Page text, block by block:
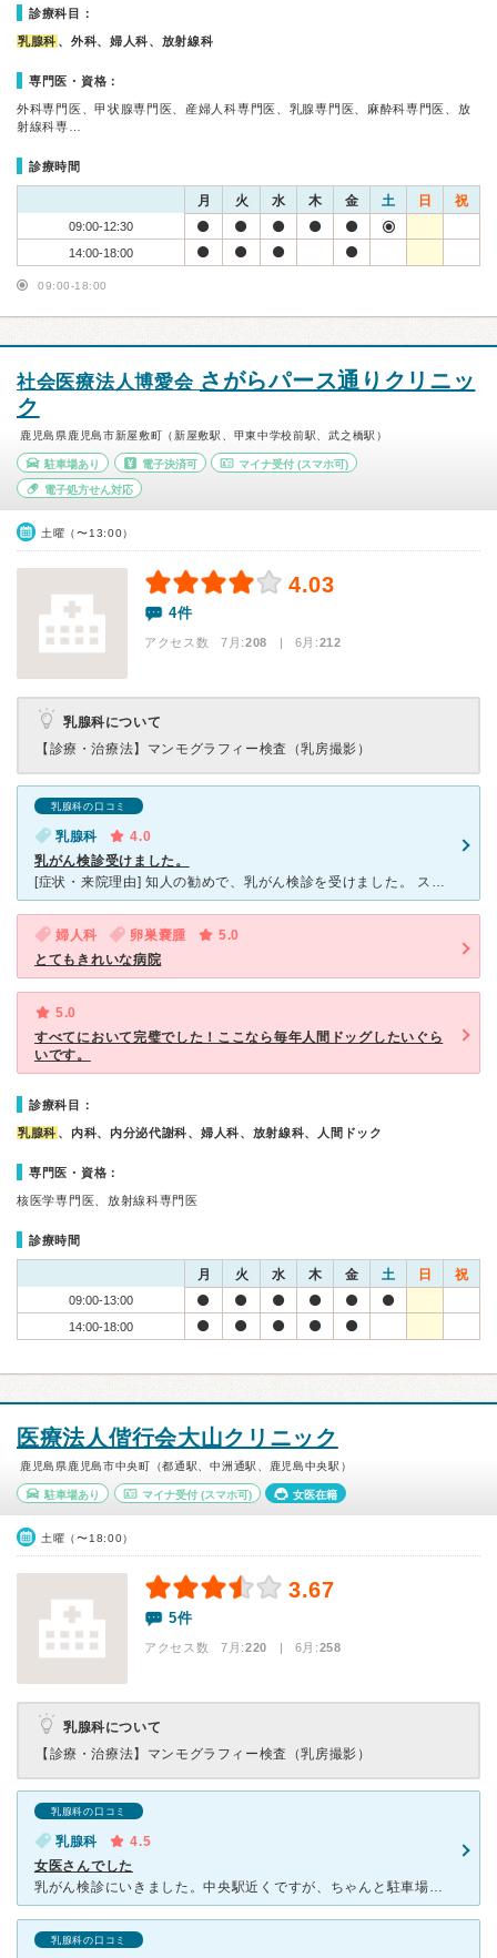
診療科目：
乳腺科 、外科、婦人科、放射線科
専門医・資格：
外科専門医、甲状腺専門医、産婦人科専門医、乳腺専門医、麻酔科専門医、放
射線科専…
診療時間
月 火 水 木 金 土 日 祝
09:00-12:30
14:00-18:00
09:00-18:00
社会医療法人博愛会 さがらパース通りクリニッ
ク
鹿児島県鹿児島市新屋敷町（新屋敷駅、甲東中学校前駅、武之橋駅）
駐車場あり 電子決済可 マイナ受付 (スマホ可)
電子処方せん対応
土曜（〜13:00）
4.03
4件
アクセス数 7月:208 | 6月:212
乳腺科について
【診療・治療法】 マンモグラフィー検査（乳房撮影）
乳腺科の口コミ
乳腺科
4.0
乳がん検診受けました。
[症状・来院理由] 知人の勧めで、乳がん検診を受けました。 スタッフが全員女性で、問診からレントゲン、マンモグラフィーを撮るまですべて緊張せず受けられました。 住んでいる近くには女性のための女性
婦人科 卵巣嚢腫
5.0
とてもきれいな病院
5.0
すべてにおいて完璧でした！ここなら毎年人間ドッグしたいぐら
いです。
診療科目：
乳腺科 、内科、内分泌代謝科、婦人科、放射線科、人間ドック
専門医・資格：
核医学専門医、放射線科専門医
診療時間
月 火 水 木 金 土 日 祝
09:00-13:00
14:00-18:00
医療法人偕行会大山クリニック
鹿児島県鹿児島市中央町（都通駅、中洲通駅、鹿児島中央駅）
駐車場あり マイナ受付(スマホ可) 女医在籍
土曜（〜18:00）
3.67
5件
アクセス数 7月:220 | 6月:258
乳腺科について
【診療・治療法】 マンモグラフィー検査（乳房撮影）
乳腺科の口コミ
乳腺科
4.5
女医さんでした
乳がん検診にいきました。中央駅近くですが、ちゃんと駐車場があり、ありがたかったです。標示があるのでわかりやすく、迷わず到着しました。 すごく緊張していましたが、女の先生がとても優しくて、心配ないよと
乳腺科の口コミ